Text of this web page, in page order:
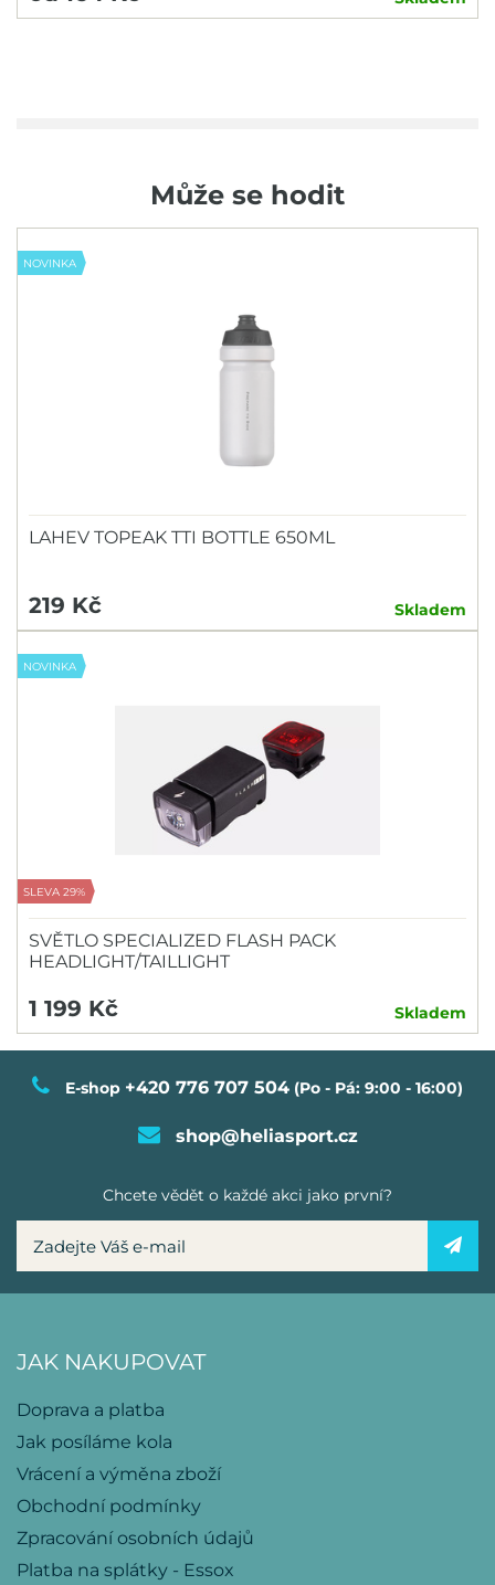
Může se hodit
NOVINKA
LAHEV TOPEAK TTI BOTTLE 650ML
219 Kč Skladem
NOVINKA
SLEVA 29%
SVĚTLO SPECIALIZED FLASH PACK
HEADLIGHT/TAILLIGHT
1 199 Kč Skladem
E-shop +420 776 707 504 (Po - Pá: 9:00 - 16:00)
shop@heliasport.cz
Chcete vědět o každé akci jako první?
JAK NAKUPOVAT
Doprava a platba
Jak posíláme kola
Vrácení a výměna zboží
Obchodní podmínky
Zpracování osobních údajů
Platba na splátky - Essox